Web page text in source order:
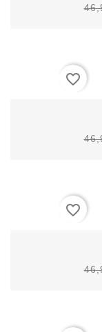
favorite_border
favorite_border